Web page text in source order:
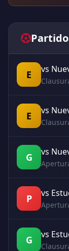
E vs
E vs
G vs
P vs
G vs